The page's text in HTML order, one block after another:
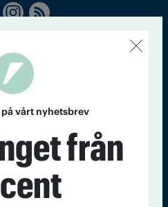
vårt nyhetsbrev
från